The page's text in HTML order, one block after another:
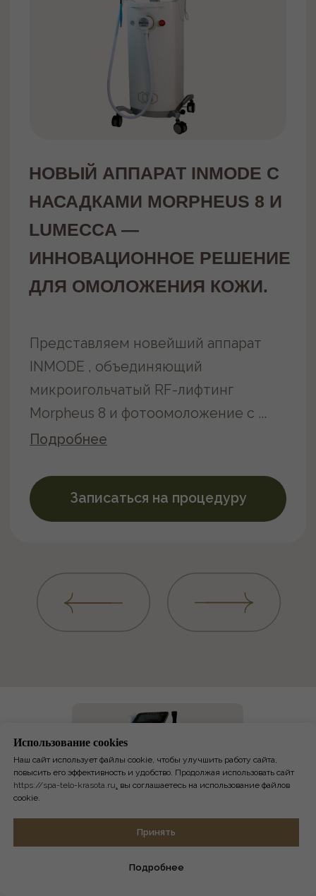
Использование сookies
Наш сайт использует файлы cookie, чтобы улучшить работу сайта,
повысить его эффективность и удобство. Продолжая использовать сайт
https://spa-telo-krasota.ru, вы соглашаетесь на использование файлов
cookie.
Принять
Подробнее
НОВЫЙ АППАРАТ INMODE С
2020-2025
Контакты
Политика конфиденциальности
запись